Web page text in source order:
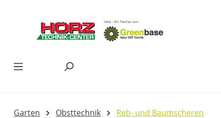
Garten Obsttechnik Reb- und Baumscheren